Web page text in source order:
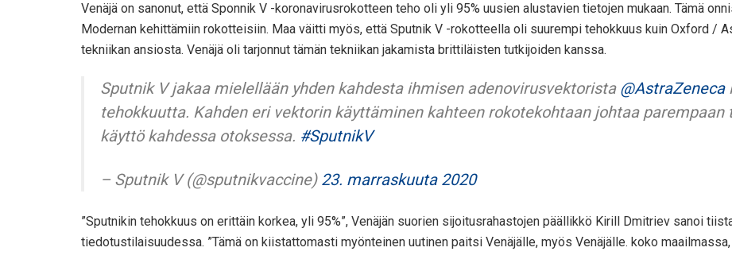
Venäjä on sanonut, että Sponnik V -koronavirusrokotteen teho oli yli 95% uusien alustavien tietojen mukaan. Tämä
Modernan kehittämiin rokotteisiin. Maa väitti myös, että Sputnik V -rokotteella oli suurempi tehokkuus kuin Oxford /
tekniikan ansiosta. Venäjä oli tarjonnut tämän tekniikan jakamista brittiläisten tutkijoiden kanssa.
Sputnik V jakaa mielellään yhden kahdesta ihmisen adenovirusvektorista @AstraZeneca
tehokkuutta. Kahden eri vektorin käyttäminen kahteen rokotekohtaan johtaa
käyttö kahdessa otoksessa. #SputnikV
– Sputnik V (@sputnikvaccine) 23. marraskuuta 2020
”Sputnikin tehokkuus on erittäin korkea, yli 95%”, Venäjän suorien sijoitusrahastojen päällikkö Kirill Dmitriev sanoi
tiedotustilaisuudessa. ”Tämä on kiistattomasti myönteinen uutinen paitsi Venäjälle, myös Venäjälle. koko